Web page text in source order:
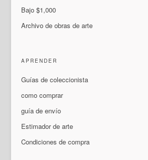
Bajo $1,000
Archivo de obras de arte
APRENDER
Guías de coleccionista
como comprar
guía de envío
Estimador de arte
Condiciones de compra